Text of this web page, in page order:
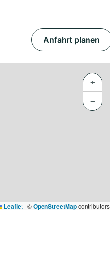
Anfahrt planen
+
−
Leaflet | ©OpenStreetMapcontributors